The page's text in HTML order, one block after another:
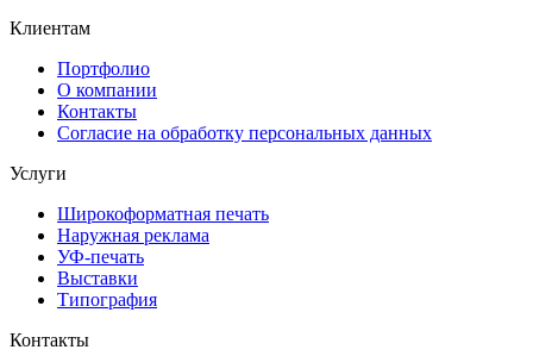
Клиентам
Портфолио
О компании
Контакты
Согласие на обработку персональных данных
Услуги
Широкоформатная печать
Наружная реклама
УФ-печать
Выставки
Типография
Контакты